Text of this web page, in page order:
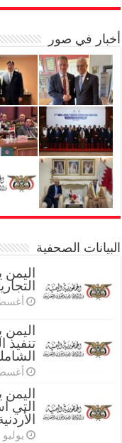
أخبار في صور
البيانات الصحفية
اليمن
أغسطس
تنفيذ
أغسطس
اليمن
التي
يوليو 31, 2026